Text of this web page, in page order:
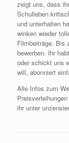
zeigt uns, dass
Schulleben
und unterhalten
winken wieder
Filmbeiträge. Bis
bewerben. Ihr
oder schickt uns
will, abonniert
Alle Infos zum
ihr unter